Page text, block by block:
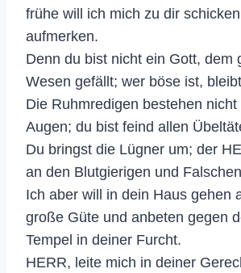
frühe will ich mich zu dir
aufmerken.
Denn du bist nicht ein Gott, dem
Wesen gefällt; wer böse ist,
Die Ruhmredigen bestehen nicht
Augen; du bist feind allen
Du bringst die Lügner um; der
an den Blutgierigen und
Ich aber will in dein Haus gehen
große Güte und anbeten gegen
Tempel in deiner Furcht.
HERR, leite mich in deiner